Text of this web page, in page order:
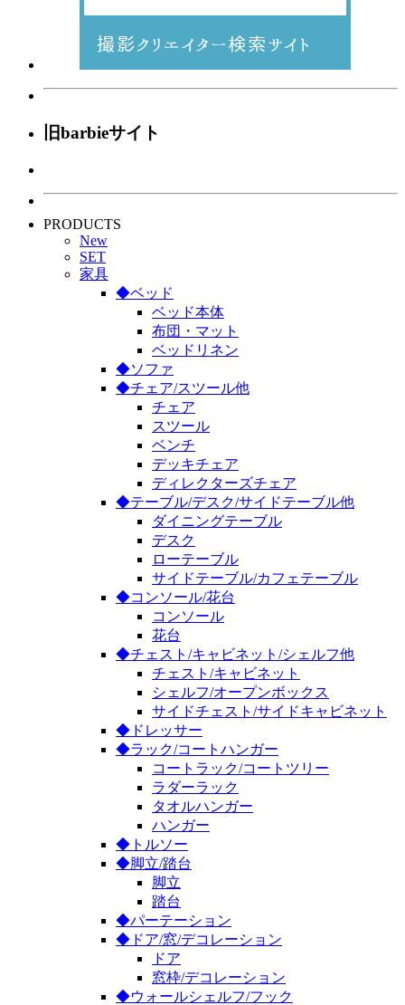
旧barbieサイト
PRODUCTS
New
SET
家具
◆ベッド
ベッド本体
布団・マット
ベッドリネン
◆ソファ
◆チェア/スツール他
チェア
スツール
ベンチ
デッキチェア
ディレクターズチェア
◆テーブル/デスク/サイドテーブル他
ダイニングテーブル
デスク
ローテーブル
サイドテーブル/カフェテーブル
◆コンソール/花台
コンソール
花台
◆チェスト/キャビネット/シェルフ他
チェスト/キャビネット
シェルフ/オープンボックス
サイドチェスト/サイドキャビネット
◆ドレッサー
◆ラック/コートハンガー
コートラック/コートツリー
ラダーラック
タオルハンガー
ハンガー
◆トルソー
◆脚立/踏台
脚立
踏台
◆パーテーション
◆ドア/窓/デコレーション
ドア
窓枠/デコレーション
◆ウォールシェルフ/フック